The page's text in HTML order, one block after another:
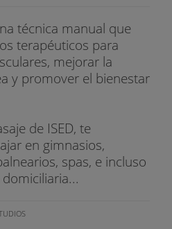
técnica manual que
terapéuticos para
mejorar la
y promover el bienestar
de ISED, te
en gimnasios,
spas, e incluso